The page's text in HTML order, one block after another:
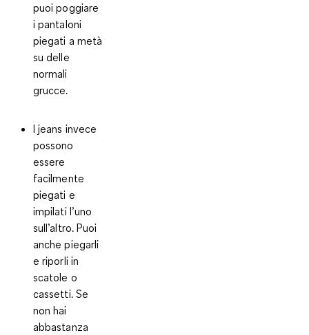
puoi poggiare
i pantaloni
piegati a metà
su delle
normali
grucce.
I jeans invece
possono
essere
facilmente
piegati e
impilatil’uno
sull’altro. Puoi
anche piegarli
e riporli in
scatole o
cassetti. Se
non hai
abbastanza